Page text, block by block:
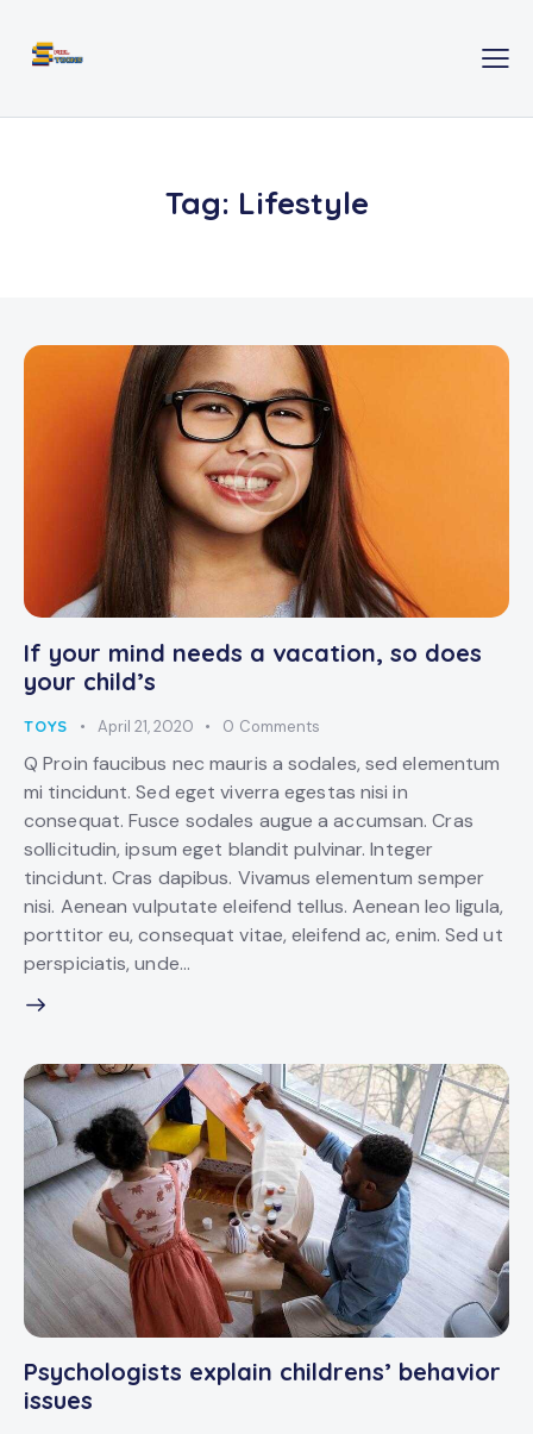
Tag: Lifestyle
If your mind needs a vacation, so does
your child’s
TOYS April 21, 2020 0 Comments
Q Proin faucibus nec mauris a sodales, sed elementum
mi tincidunt. Sed eget viverra egestas nisi in
consequat. Fusce sodales augue a accumsan. Cras
sollicitudin, ipsum eget blandit pulvinar. Integer
tincidunt. Cras dapibus. Vivamus elementum semper
nisi. Aenean vulputate eleifend tellus. Aenean leo ligula,
porttitor eu, consequat vitae, eleifend ac, enim. Sed ut
perspiciatis, unde…
Psychologists explain childrens’ behavior
issues